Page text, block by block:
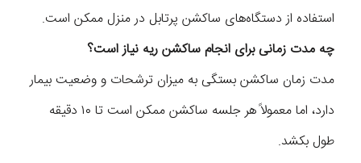
استفاده از دستگاه‌های ساکشن پرتابل در منزل ممکن است.
چه مدت زمانی برای انجام ساکشن ریه نیاز است؟
مدت زمان ساکشن بستگی به میزان ترشحات و وضعیت بیمار
دارد، اما معمولاً هر جلسه ساکشن ممکن است تا ۱۰ دقیقه
طول بکشد.